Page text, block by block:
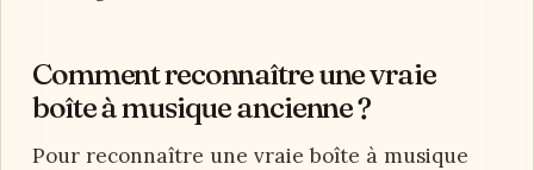
Comment reconnaître une vraie
boîte à musique ancienne ?
Pour reconnaître une vraie boîte à musique